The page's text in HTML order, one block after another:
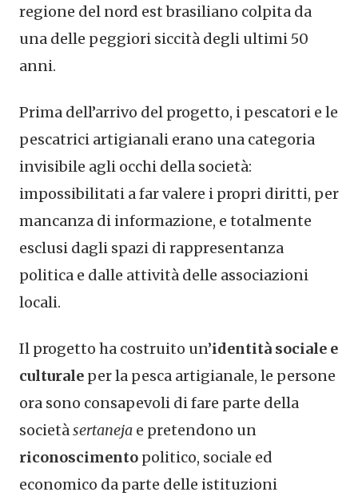
regione del nord est brasiliano colpita da
una delle peggiori siccità degli ultimi 50
anni.
Prima dell’arrivo del progetto, i pescatori e le
pescatrici artigianali erano una categoria
invisibile agli occhi della società:
impossibilitati a far valere i propri diritti, per
mancanza di informazione, e totalmente
esclusi dagli spazi di rappresentanza
politica e dalle attività delle associazioni
locali.
Il progetto ha costruito un’identità sociale e
culturale per la pesca artigianale, le persone
ora sono consapevoli di fare parte della
societàsertaneja e pretendono un
riconoscimento politico, sociale ed
economico da parte delle istituzioni